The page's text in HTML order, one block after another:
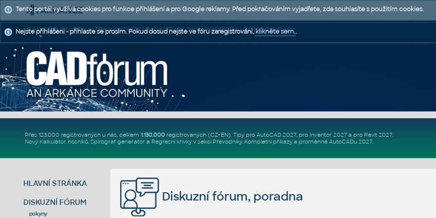
CAD FÓRUM - TIPY A TRIKY | UTILITY | DISKUZE | BLOKY | PODPORA | POMOC A RADY
Přes 123.000 registrovaných u nás, celkem 1.130.000registrovaných (CZ+EN). Tipy pro AutoCAD 2027, pro Inventor 2027a pro Revit 2027.
Nový Kalkulátor nosníků, Spirograf generátor a Regresní křivkyv sekci Převodníky. Kompletní příkazya proměnné AutoCADu 2027.
HLAVNÍ STRÁNKA
DISKUZNÍ FÓRUM
pokyny
Diskuzní fórum, poradna
Tento portál využívá cookies pro funkce přihlášení a pro Google reklamy. Před pokračováním vyjadřete, zda souhlasíte s použitím cookies.
Nejste přihlášeni - přihlaste se prosím. Pokud dosud nejste ve fóru zaregistrováni,klikněte sem..